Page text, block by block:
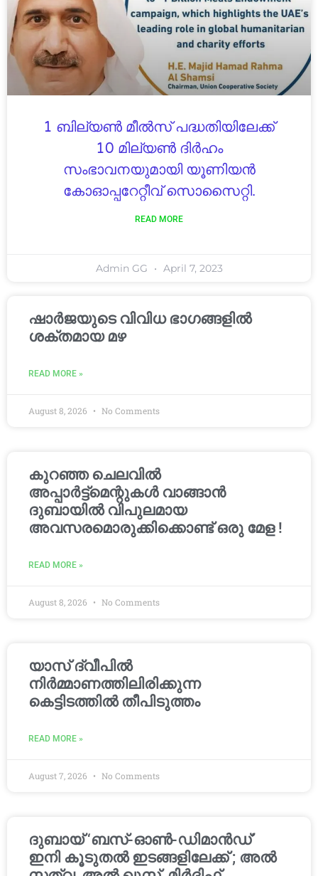
1 ബില്യൺ മീൽസ് പദ്ധതിയിലേക്ക്
10 മില്യൺ ദിർഹം
സംഭാവനയുമായി യൂണിയൻ
കോഓപ്പറേറ്റീവ് സൊസൈറ്റി.
READ MORE
Admin GG April 7, 2023
ഷാർജയുടെ വിവിധ ഭാഗങ്ങളിൽ
ശക്തമായ മഴ
READ MORE »
August 8, 2026 No Comments
കുറഞ്ഞ ചെലവിൽ
അപ്പാർട്ട്മെന്റുകൾ വാങ്ങാൻ
ദുബായിൽ വിപുലമായ
അവസരമൊരുക്കിക്കൊണ്ട് ഒരു മേള !
READ MORE »
August 8, 2026 No Comments
യാസ് ദ്വീപിൽ
നിർമ്മാണത്തിലിരിക്കുന്ന
കെട്ടിടത്തിൽ തീപിടുത്തം
READ MORE »
August 7, 2026 No Comments
ദുബായ് ‘ബസ്-ഓൺ-ഡിമാൻഡ്’
ഇനി കൂടുതൽ ഇടങ്ങളിലേക്ക് ; അൽ